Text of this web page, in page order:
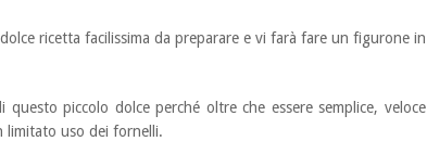
ricetta facilissima da preparare e vi farà fare un figurone in
questo piccolo dolce perché oltre che essere semplice, veloce
limitato uso dei fornelli.